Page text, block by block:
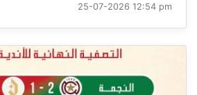
25-07-2026 12:54 pm